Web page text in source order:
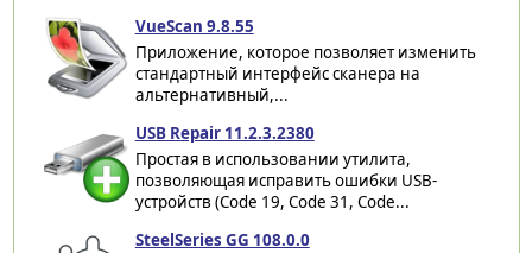
VueScan 9.8.55
Приложение, которое позволяет изменить
стандартный интерфейс сканера на
альтернативный,...
USB Repair 11.2.3.2380
Простая в использовании утилита,
позволяющая исправить ошибки USB-
устройств (Code 19, Code 31, Code...
SteelSeries GG 108.0.0